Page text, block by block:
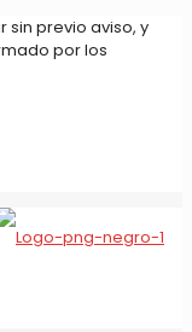
sin previo aviso, y
por los